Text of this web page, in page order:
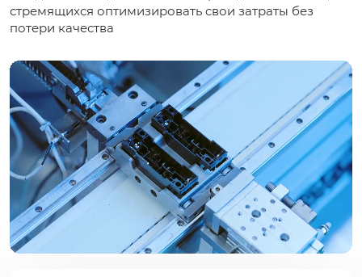
стремящихся оптимизировать свои затраты без
потери качества